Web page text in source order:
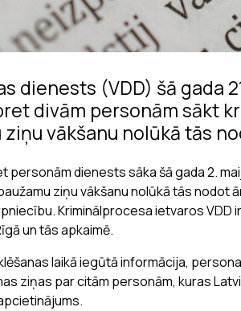
dienests (VDD) šā gada
divām personām sākt
vākšanu nolūkā tās
personām dienests sāka šā gada 2.
ziņu vākšanu nolūkā tās nodot
Kriminālprocesa ietvaros VDD
un tās apkaimē.
laikā iegūtā informācija,
ziņas par citām personām, kuras